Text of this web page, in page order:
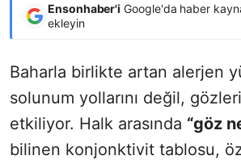
Ensonhaber'i Google'da haber
ekleyin
Baharla birlikte artan alerjen
solunum yollarını değil,
etkiliyor. Halk arasında “göz
bilinen konjonktivit tablosu,